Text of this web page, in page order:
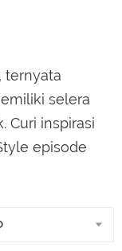
ternyata
selera
Curi inspirasi
episode